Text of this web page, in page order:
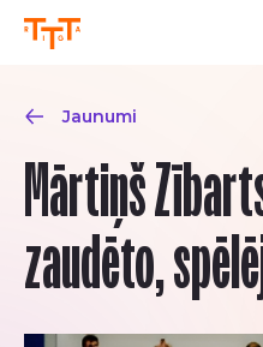
Jaunumi
Mārtiņš
zaudēto,